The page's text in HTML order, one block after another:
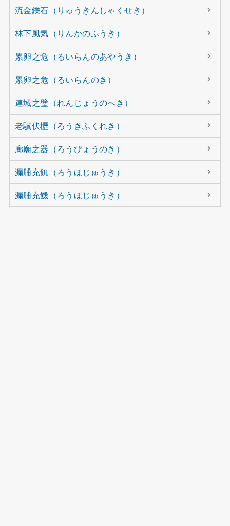
流金鑠石（りゅうきんしゃくせき）
林下風気（りんかのふうき）
累卵之危（るいらんのあやうき）
累卵之危（るいらんのき）
連城之璧（れんじょうのへき）
老驥伏櫪（ろうきふくれき）
廊廟之器（ろうびょうのき）
漏脯充飢（ろうほじゅうき）
漏脯充饑（ろうほじゅうき）